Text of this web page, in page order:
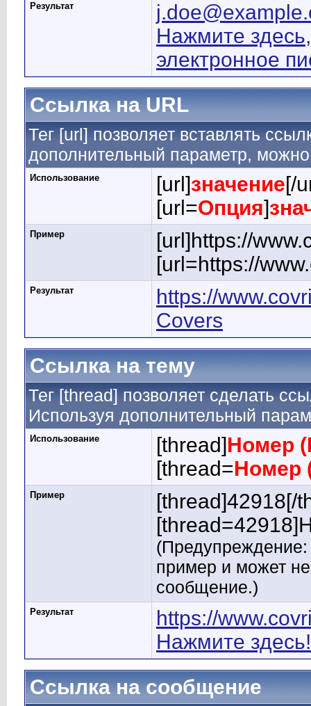
Результат
Нажмите
электронное
Ссылка на URL
Тег [url] позволяет вставлять
дополнительный параметр, можно
Использование [url]значение[/
[url=Опция]
Пример
[url]https://
[url=https://
Результат
https://
Covers
Ссылка на тему
Тег [thread] позволяет сделать
Используя дополнительный
Использование [thread]Номер
[thread=Номер
Пример
[thread]42918[/
пример и может
сообщение.)
Результат
https://
Нажмите здесь!
Ссылка на сообщение